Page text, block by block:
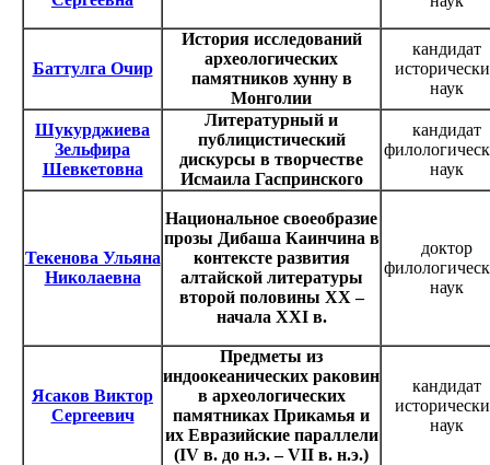
Баттулга Очир
История исследований
археологических
памятников хунну в
Монголии
кандидат
наук
Шукурджиева
Зельфира
Шевкетовна
Литературный и
публицистический
дискурсы в творчестве
Исмаила Гаспринского
кандидат
наук
Текенова Ульяна
Николаевна
Национальное своеобразие
прозы Дибаша Каинчина в
контексте развития
алтайской литературы
второй половины XX –
начала XXI в.
доктор
наук
Ясаков Виктор
Сергеевич
Предметы из
индоокеанических раковин
в археологических
памятниках Прикамья и
их Евразийские параллели
(IV в. до н.э. – VII в. н.э.)
кандидат
наук